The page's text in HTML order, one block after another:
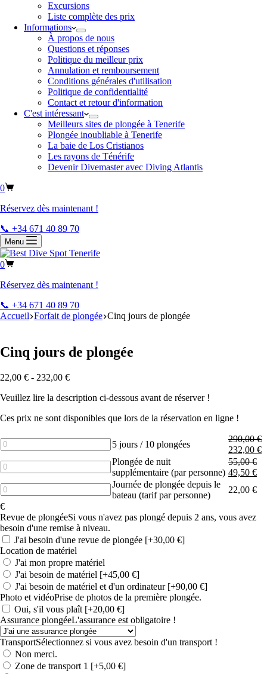
Excursions
Liste complète des prix
Informations
À propos de nous
Questions et réponses
Politique du meilleur prix
Annulation et remboursement
Conditions générales d'utilisation
Politique de confidentialité
Contact et retour d'information
C'est intéressant
Meilleurs sites de plongée à Tenerife
Plongée inoubliable à Tenerife
La baie de Los Cristianos
Les rayons de Ténérife
Devenir Divemaster avec Diving Atlantis
0
Réservez dès maintenant !
📞 +34 671 40 89 70
Menu
0
Réservez dès maintenant !
📞 +34 671 40 89 70
Accueil Forfait de plongée Cinq jours de plongée
Cinq jours de plongée
22,00 € - 232,00 €
Veuillez lire la description ci-dessous avant de réserver !
Ces prix ne sont disponibles que lors de la réservation en ligne !
quantité
de
5
Days
/
10
Dives
5 jours / 10 plongées
290,00€
232,00 €
quantité
de
Additional
night
dive
(per
person)
Plongée de nuit
supplémentaire (par personne)
55,00€
49,50 €
quantité
de
Diving
day
from
the
boat
(fee
per
person)
Journée de plongée depuis le
bateau (tarif par personne)
22,00 €
€
Revue de plongéeSi vous n'avez pas plongé depuis 2 ans, vous avez
besoin d'une remise à niveau.
J'ai besoin d'une revue de plongée [+30,00 €]
Location de matériel
J'ai mon propre matériel
J'ai besoin de matériel [+45,00 €]
J'ai besoin de matériel et d'un ordinateur [+90,00 €]
Photo et vidéoPrise de photos de la première plongée.
Oui, s'il vous plaît [+20,00 €]
Assurance plongéeL'assurance est obligatoire !
TransportSélectionnez si vous avez besoin d'un transport !
Non merci.
Zone de transport 1 [+5,00 €]